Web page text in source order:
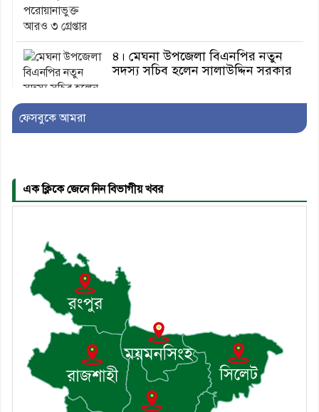
৪। মেঘনা উপজেলা বিএনপির নতুন
সদস্য সচিব হলেন সালাউদ্দিন সরকার
৫। জেলা পুলিশ সুপার থেকে সম্মাননা
৭। দাউদকান্দিতে মুচি সম্প্রদায়ের
খোঁজখবর নিলেন ড. খন্দকার মারুফ
হোসেন
৮। মেঘনায় আইন-শৃঙ্খলা কমিটির
মাসিক সভা অনুষ্ঠিত
ফেসবুকে আমরা
এক ক্লিকে জেনে নিন বিভাগীয় খবর